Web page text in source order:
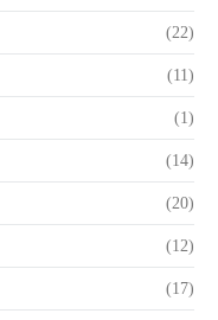
(22)
(11)
(1)
(14)
(20)
(12)
(17)